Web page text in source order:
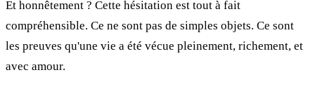
Et honnêtement ? Cette hésitation est tout à fait
compréhensible. Ce ne sont pas de simples objets. Ce sont
les preuves qu'une vie a été vécue pleinement, richement, et
avec amour.